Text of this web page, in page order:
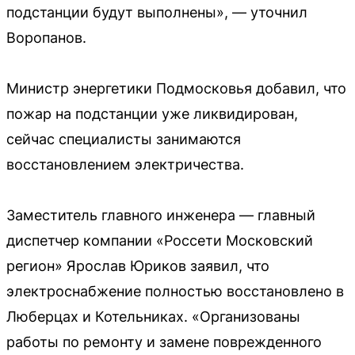
подстанции будут выполнены», — уточнил
Воропанов.
Министр энергетики Подмосковья добавил, что
пожар на подстанции уже ликвидирован,
сейчас специалисты занимаются
восстановлением электричества.
Заместитель главного инженера — главный
диспетчер компании «Россети Московский
регион» Ярослав Юриков заявил, что
электроснабжение полностью восстановлено в
Люберцах и Котельниках. «Организованы
работы по ремонту и замене поврежденного